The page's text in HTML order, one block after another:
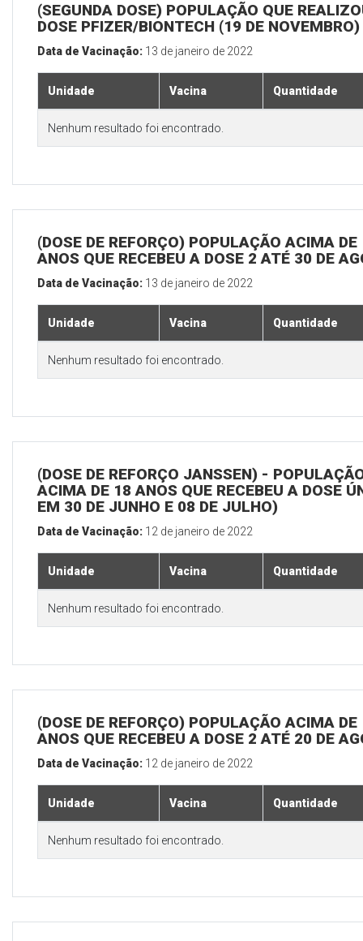
(SEGUNDA DOSE) POPULAÇÃO QUE
DOSE PFIZER/BIONTECH (19 DE NOVEMBRO)
Data de Vacinação: 13 de janeiro de 2022
Unidade Vacina Quantidade
Nenhum resultado foi encontrado.
(DOSE DE REFORÇO) POPULAÇÃO ACIMA DE
ANOS QUE RECEBEU A DOSE 2 ATÉ 30 DE
Data de Vacinação: 13 de janeiro de 2022
Unidade Vacina Quantidade
Nenhum resultado foi encontrado.
(DOSE DE REFORÇO JANSSEN) -
ACIMA DE 18 ANOS QUE RECEBEU A DOSE
EM 30 DE JUNHO E 08 DE JULHO)
Data de Vacinação: 12 de janeiro de 2022
Unidade Vacina Quantidade
Nenhum resultado foi encontrado.
(DOSE DE REFORÇO) POPULAÇÃO ACIMA DE
ANOS QUE RECEBEU A DOSE 2 ATÉ 20 DE
Data de Vacinação: 12 de janeiro de 2022
Unidade Vacina Quantidade
Nenhum resultado foi encontrado.